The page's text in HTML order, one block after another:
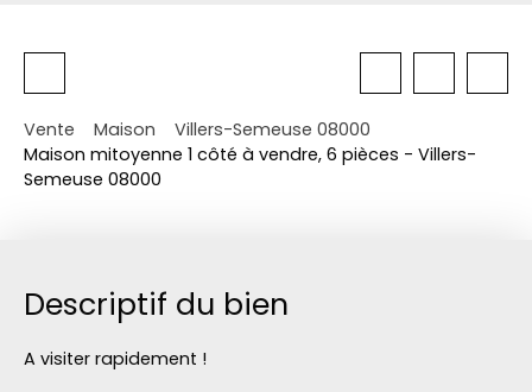
Vente Maison
Villers-Semeuse 08000
Maison mitoyenne 1 côté à vendre, 6 pièces - Villers-
Semeuse 08000
Descriptif du bien
A visiter rapidement !